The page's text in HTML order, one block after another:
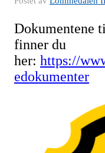
Dokumentene
finner du
her: https://
edokumenter